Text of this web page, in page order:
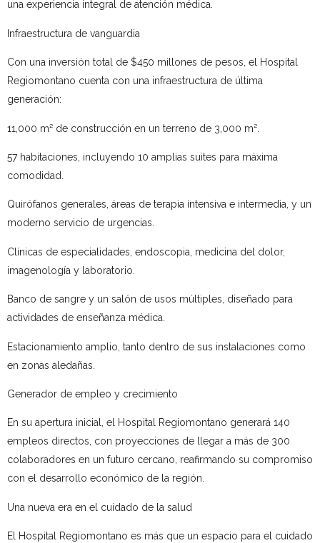
una experiencia integral de atención médica.
Infraestructura de vanguardia
Con una inversión total de $450 millones de pesos, el Hospital
Regiomontano cuenta con una infraestructura de última
generación:
11,000 m² de construcción en un terreno de 3,000 m².
57 habitaciones, incluyendo 10 amplias suites para máxima
comodidad.
Quirófanos generales, áreas de terapia intensiva e intermedia, y un
moderno servicio de urgencias.
Clínicas de especialidades, endoscopia, medicina del dolor,
imagenología y laboratorio.
Banco de sangre y un salón de usos múltiples, diseñado para
actividades de enseñanza médica.
Estacionamiento amplio, tanto dentro de sus instalaciones como
en zonas aledañas.
Generador de empleo y crecimiento
En su apertura inicial, el Hospital Regiomontano generará 140
empleos directos, con proyecciones de llegar a más de 300
colaboradores en un futuro cercano, reafirmando su compromiso
con el desarrollo económico de la región.
Una nueva era en el cuidado de la salud
El Hospital Regiomontano es más que un espacio para el cuidado